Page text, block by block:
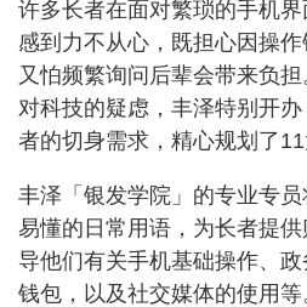
许多长者在面对繁琐的手机
感到力不从心，既担心因操作
又怕频繁询问后辈会带来负
对科技的疑虑，丰泽特别开
者的切身需求，精心规划了11
丰泽「银发学院」的专业专
易懂的日常用语，为长者提
导他们有关手机基础操作、
钱包，以及社交媒体的使用